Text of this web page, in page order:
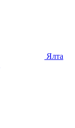
Ялта